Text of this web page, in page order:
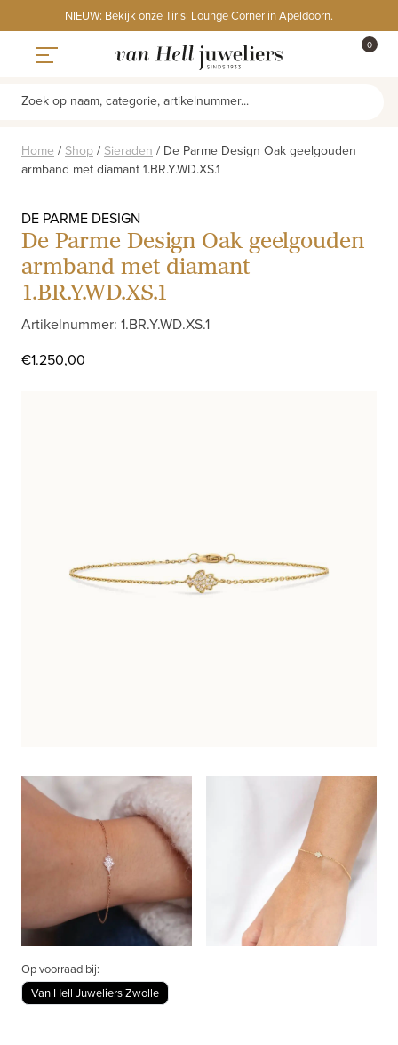
to
content
NIEUW: Bekijk onze Tirisi Lounge Corner in Apeldoorn.
0
Zoek op naam, categorie, artikelnummer...
Home / Shop / Sieraden / De Parme Design Oak geelgouden
armband met diamant 1.BR.Y.WD.XS.1
DE PARME DESIGN
De Parme Design Oak geelgouden
armband met diamant
1.BR.Y.WD.XS.1
Artikelnummer: 1.BR.Y.WD.XS.1
€1.250,00
Op voorraad bij:
Van Hell Juweliers Zwolle